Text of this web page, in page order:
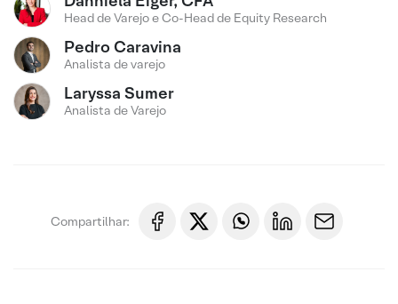
Head de Varejo e Co-Head de Equity Research
Pedro Caravina
Analista de varejo
Laryssa Sumer
Analista de Varejo
Compartilhar: